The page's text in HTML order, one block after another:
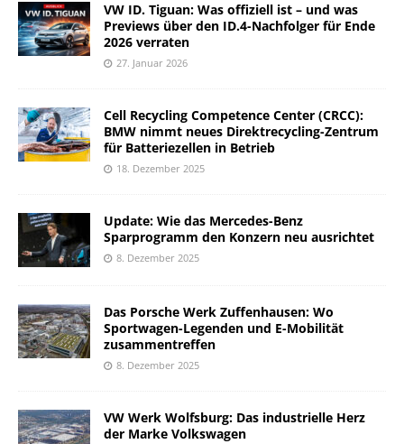
VW ID. Tiguan: Was offiziell ist – und was
Previews über den ID.4-Nachfolger für Ende
2026 verraten
27. Januar 2026
Cell Recycling Competence Center (CRCC):
BMW nimmt neues Direktrecycling-Zentrum
für Batteriezellen in Betrieb
18. Dezember 2025
Update: Wie das Mercedes-Benz
Sparprogramm den Konzern neu ausrichtet
8. Dezember 2025
Das Porsche Werk Zuffenhausen: Wo
Sportwagen-Legenden und E-Mobilität
zusammentreffen
8. Dezember 2025
VW Werk Wolfsburg: Das industrielle Herz
der Marke Volkswagen